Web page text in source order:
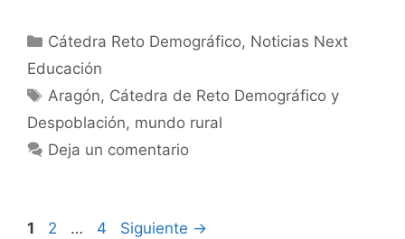
Cátedra Reto Demográfico, Noticias Next
Educación
Aragón, Cátedra de Reto Demográfico y
Despoblación, mundo rural
Deja un comentario
1 2 … 4 Siguiente →